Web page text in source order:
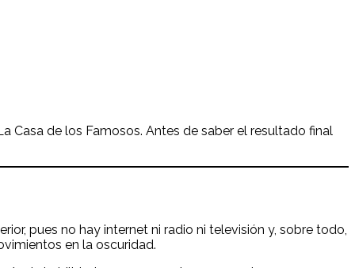
Casa de los Famosos. Antes de saber el resultado final
pues no hay internet ni radio ni televisión y, sobre todo,
en la oscuridad.